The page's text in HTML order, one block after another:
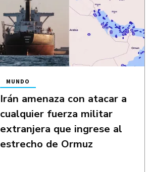
Irán amenaza con atacar a
cualquier fuerza militar
extranjera que ingrese al
estrecho de Ormuz
MUNDO